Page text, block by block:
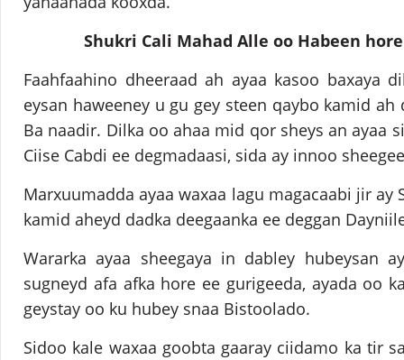
Shukri Cali Mahad Alle oo Habeen
Faahfaahino dheeraad ah ayaa kasoo baxaya
eysan haweeney u gu gey steen qaybo kamid
Ba naadir. Dilka oo ahaa mid qor sheys an ayaa
Ciise Cabdi ee degmadaasi, sida ay innoo
Marxuumadda ayaa waxaa lagu magacaabi jir ay
kamid aheyd dadka deegaanka ee deggan
Wararka ayaa sheegaya in dabley hubeysan
sugneyd afa afka hore ee gurigeeda, ayada oo
geystay oo ku hubey snaa Bistoolado.
Sidoo kale waxaa goobta gaaray ciidamo ka tir